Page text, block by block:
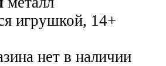
игрушкой, 14+
нет в наличии